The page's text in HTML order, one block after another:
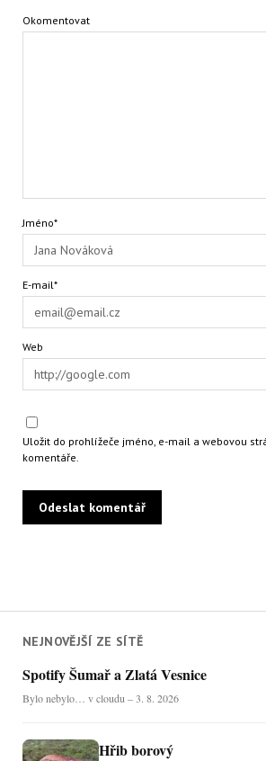
NEJNOVĚJŠÍ ZE SÍTĚ
Spotify Šumař a Zlatá Vesnice
Bylo nebylo… v cloudu – 3. 8. 2026
Hřib borový
Okomentovat
Jméno*
E-mail*
Web
Uložit do prohlížeče jméno, e-mail a webovou
komentáře.